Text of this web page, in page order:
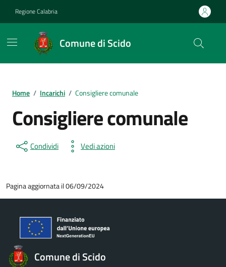
Regione Calabria
Comune di Scido
Home / Incarichi / Consigliere comunale
Consigliere comunale
Condividi Vedi azioni
Pagina aggiornata il 06/09/2024
Comune di Scido